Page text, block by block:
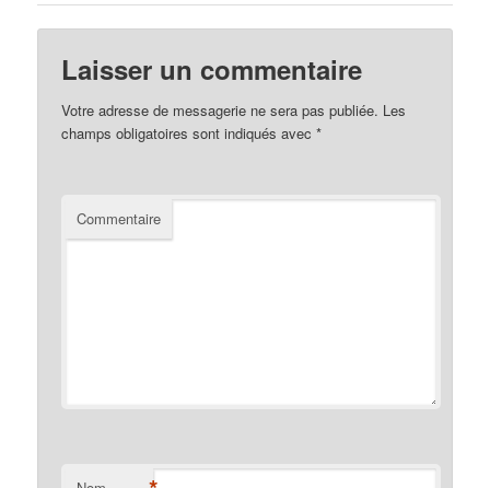
Laisser un commentaire
Votre adresse de messagerie ne sera pas publiée. Les
champs obligatoires sont indiqués avec*
Commentaire